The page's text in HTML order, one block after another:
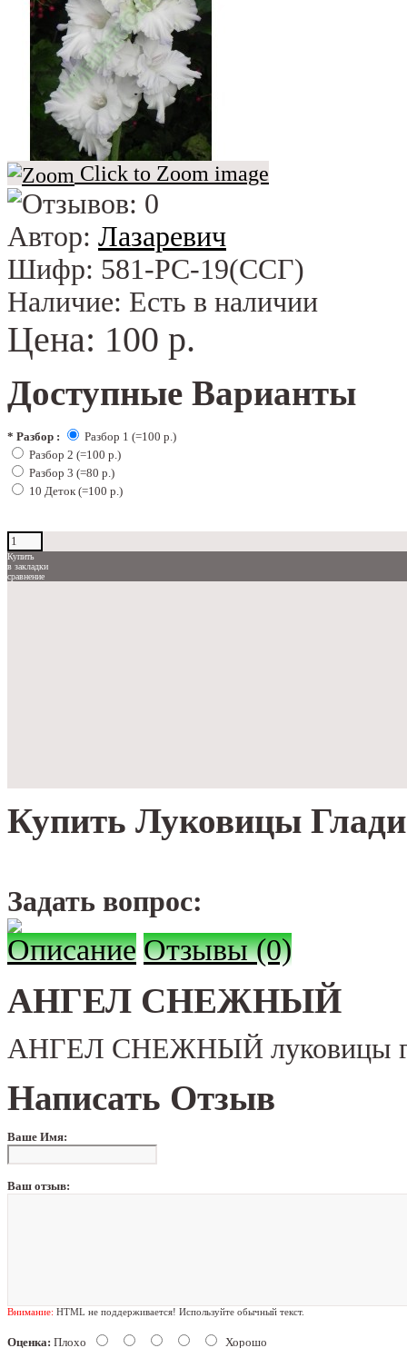
Click to Zoom image
Автор: Лазаревич
Шифр: 581-РС-19(ССГ)
Наличие: Есть в наличии
Цена: 100 р.
Доступные Варианты
* Разбор :
Разбор 1 (=100 р.)
Разбор 2 (=100 р.)
Разбор 3 (=80 р.)
10 Деток (=100 р.)
Купить
в закладки
сравнение
Купить Луковицы
Задать вопрос:
Описание Отзывы (0)
АНГЕЛ СНЕЖНЫЙ
АНГЕЛ СНЕЖНЫЙ луковицы
Написать Отзыв
Ваше Имя:
Ваш отзыв:
Внимание: HTML не поддерживается! Используйте обычный текст.
Оценка: Плохо Хорошо